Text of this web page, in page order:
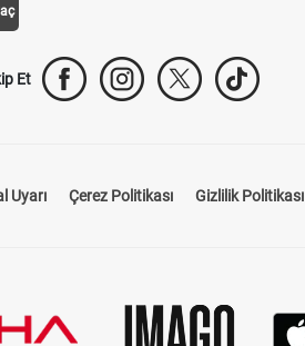
Et
Uyarı Çerez Politikası Gizlilik Politikası